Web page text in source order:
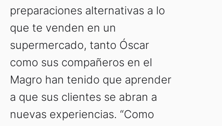
preparaciones alternativas a lo
que te venden en un
supermercado, tanto Óscar
como sus compañeros en el
Magro han tenido que aprender
a que sus clientes se abran a
nuevas experiencias. “Como